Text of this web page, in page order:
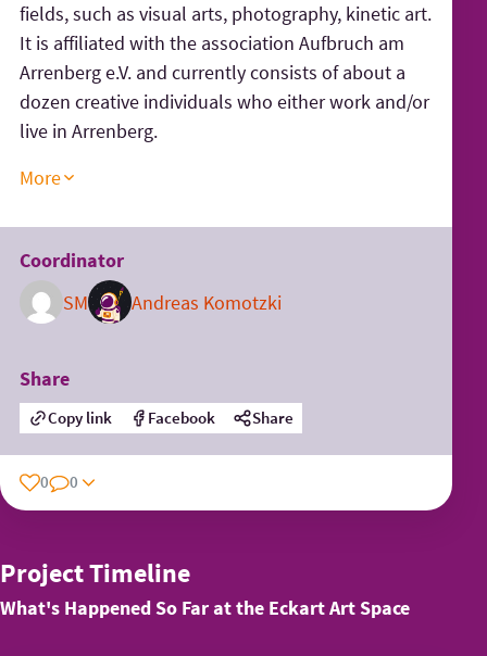
fields, such as visual arts, photography, kinetic art.
It is affiliated with the association Aufbruch am
Arrenberg e.V. and currently consists of about a
dozen creative individuals who either work and/or
live in Arrenberg.
More
Coordinator
SM
Andreas Komotzki
Share
Copy link Facebook Share
0 0
Project Timeline
What's Happened So Far at the Eckart Art Space